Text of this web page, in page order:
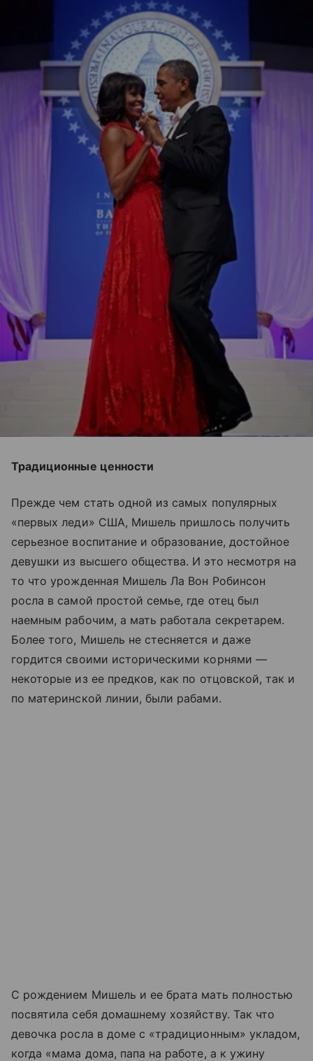
Традиционные ценности
Прежде чем стать одной из самых популярных
«первых леди» США, Мишель пришлось получить
серьезное воспитание и образование, достойное
девушки из высшего общества. И это несмотря на
то что урожденная Мишель Ла Вон Робинсон
росла в самой простой семье, где отец был
наемным рабочим, а мать работала секретарем.
Более того, Мишель не стесняется и даже
гордится своими историческими корнями —
некоторые из ее предков, как по отцовской, так и
по материнской линии, были рабами.
С рождением Мишель и ее брата мать полностью
посвятила себя домашнему хозяйству. Так что
девочка росла в доме с «традиционным» укладом,
когда «мама дома, папа на работе, а к ужину